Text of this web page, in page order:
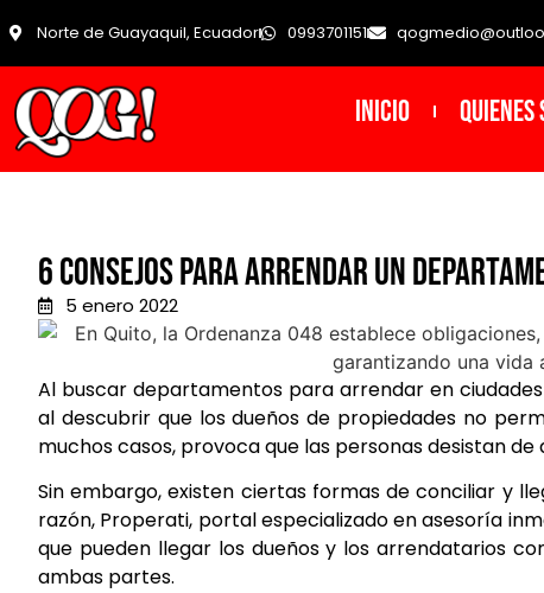
Norte de Guayaquil, Ecuador 0993701151
INICIO Quienes
6 Consejos para arrendar un
5 enero 2022
Al buscar departamentos para arrendar en
al descubrir que los dueños de propiedades no
muchos casos, provoca que las personas desistan de
Sin embargo, existen ciertas formas de conciliar y
razón, Properati, portal especializado en asesoría
que pueden llegar los dueños y los arrendatarios
ambas partes.